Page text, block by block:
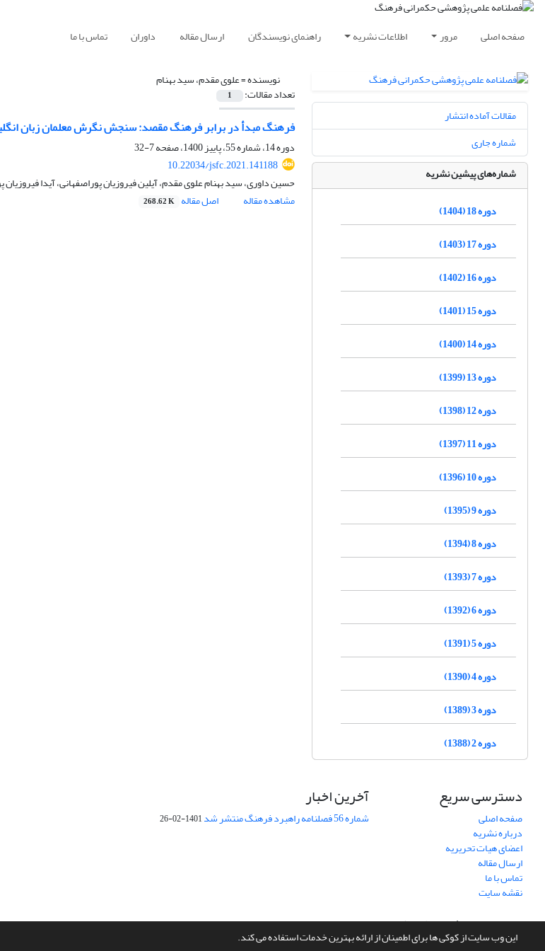
این وب سایت از کوکی ها برای اطمینان از ارائه بهترین خدمات استفاده می کند.
صفحه اصلی مرور اطلاعات نشریه راهنمای نویسندگان ارسال مقاله داوران تماس با ما
نویسنده =علوی مقدم، سید بهنام
تعداد مقالات: 1
فرهنگ مبدأ در برابر فرهنگ مقصد: سنجش نگرش معلمان زبان
دوره 14، شماره 55، پاییز 1400، صفحه
7-32
10.22034/jsfc.2021.141188
حسین داوری، سید بهنام علوی مقدم، آیلین فیروزیان پوراصفهانی، آیدا فیروزیان
مشاهده مقاله
اصل مقاله 268.62 K
مقالات آماده انتشار
شماره جاری
شماره‌های پیشین نشریه
دوره 18 (1404)
دوره 17 (1403)
دوره 16 (1402)
دوره 15 (1401)
دوره 14 (1400)
دوره 13 (1399)
دوره 12 (1398)
دوره 11 (1397)
دوره 10 (1396)
دوره 9 (1395)
دوره 8 (1394)
دوره 7 (1393)
دوره 6 (1392)
دوره 5 (1391)
دوره 4 (1390)
دوره 3 (1389)
دوره 2 (1388)
دسترسی سریع
صفحه اصلی
درباره نشریه
اعضای هیات تحریریه
ارسال مقاله
تماس با ما
نقشه سایت
آخرین اخبار
شماره 56 فصلنامه راهبرد فرهنگ منتشر شد 1401-02-26
سامانه مدیریت نشریات علمی.طراحی و پیاده سازی ازسیناوب